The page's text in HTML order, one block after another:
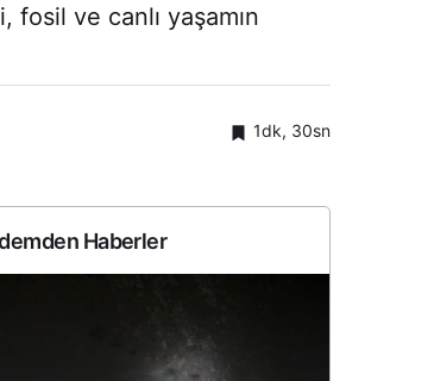
ve canlı yaşamın
1dk, 30sn
Haberler